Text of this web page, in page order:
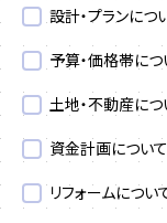
設計・プランにつ
予算・価格帯につ
土地・不動産につ
資金計画について
リフォームについ